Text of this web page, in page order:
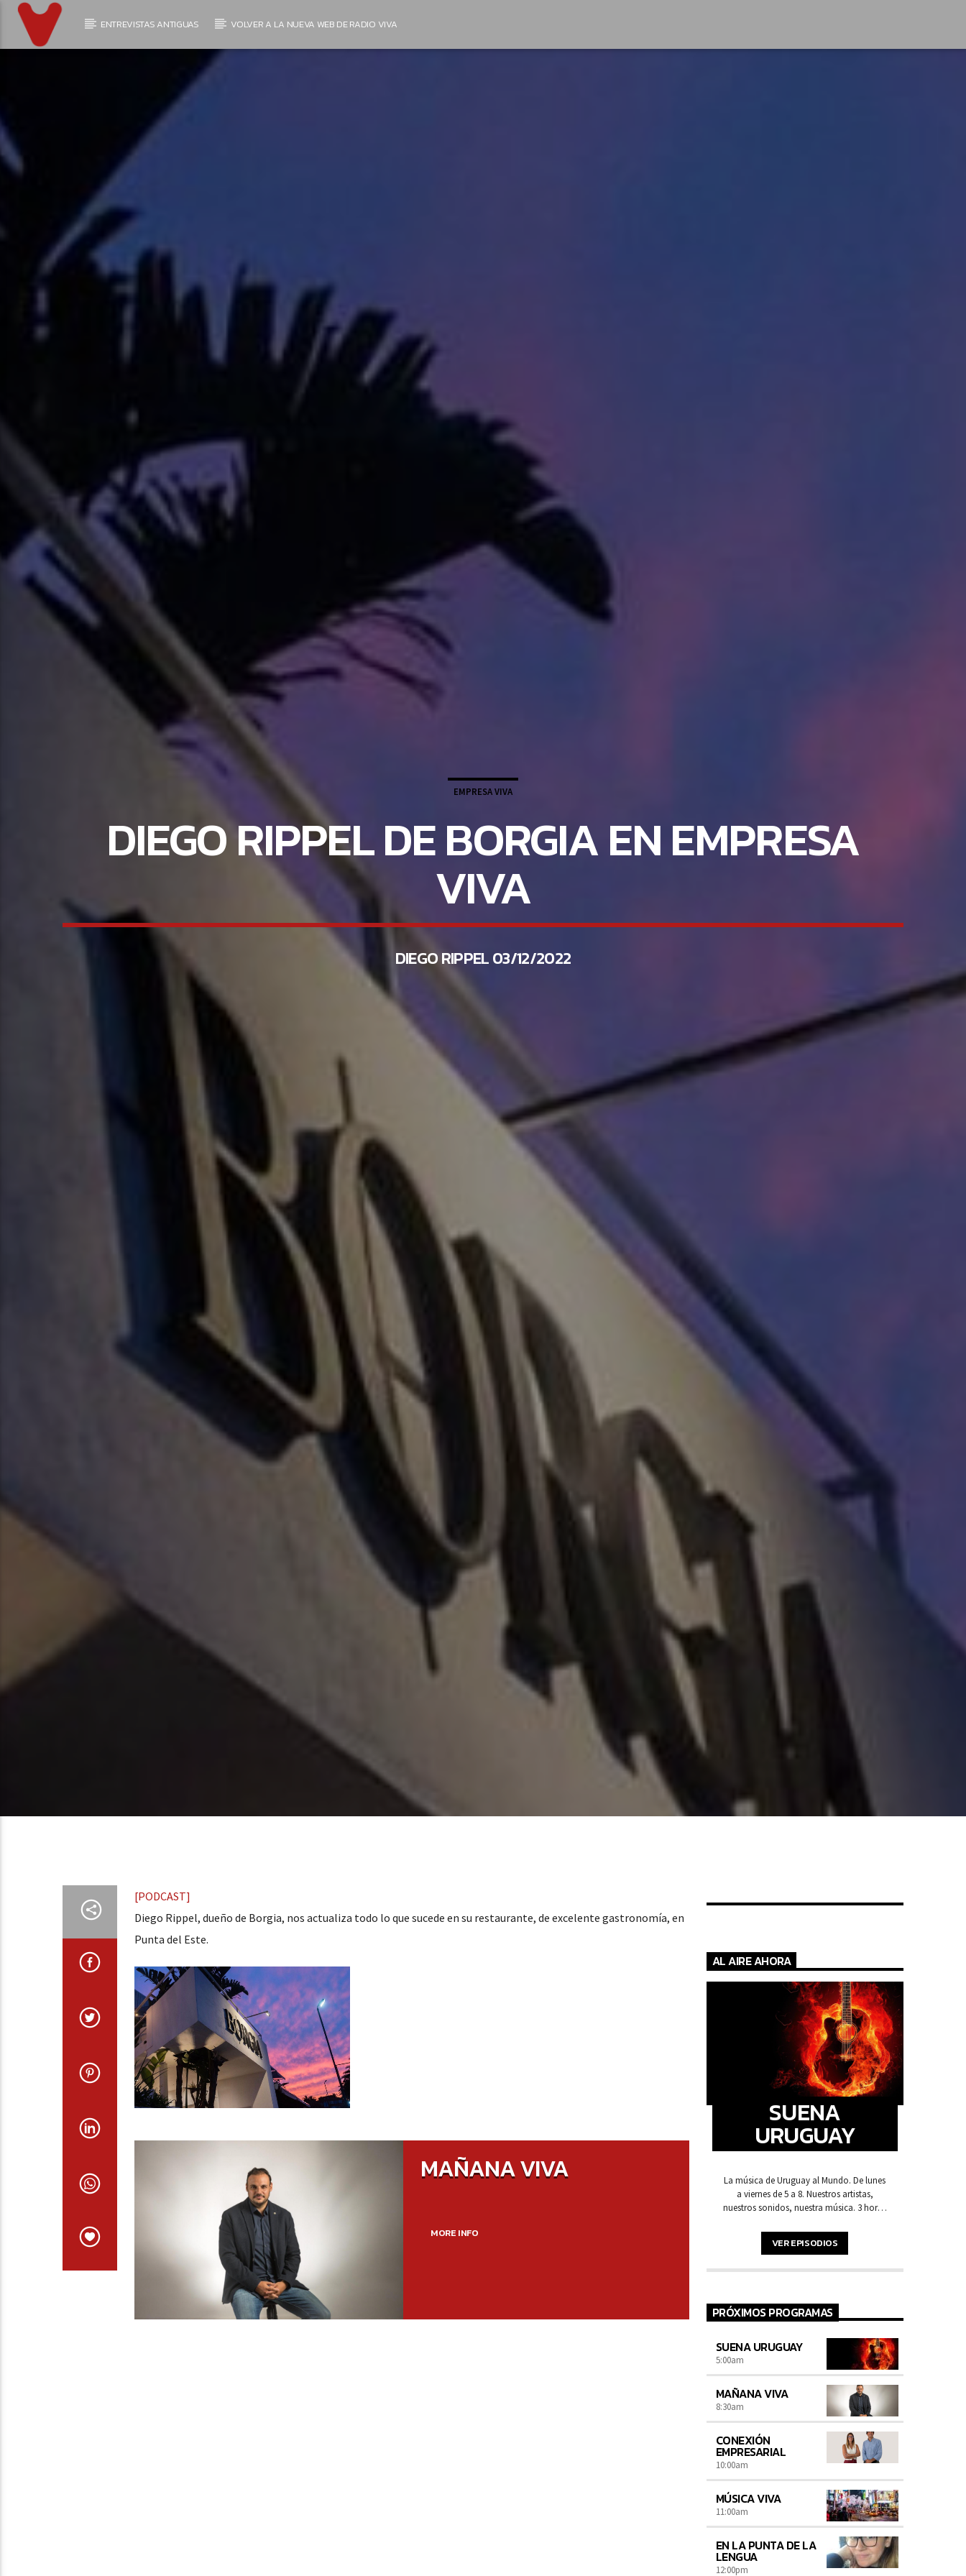
ENTREVISTAS ANTIGUAS VOLVER A LA NUEVA WEB DE RADIO VIVA
EMPRESA VIVA
DIEGO RIPPEL DE BORGIA EN EMPRESA
VIVA
DIEGO RIPPEL 03/12/2022
[PODCAST]
Diego Rippel, dueño de Borgia, nos actualiza todo lo que sucede en su restaurante, de excelente gastronomía, en
Punta del Este.
MAÑANA VIVA
MORE INFO
AL AIRE AHORA
SUENA
URUGUAY
La música de Uruguay al Mundo. De lunes
a viernes de 5 a 8. Nuestros artistas,
nuestros sonidos, nuestra música. 3 horas
arrancar la mañana.
VER EPISODIOS
PRÓXIMOS PROGRAMAS
SUENA URUGUAY
5:00am
MAÑANA VIVA
8:30am
CONEXIÓN
EMPRESARIAL
10:00am
MÚSICA VIVA
11:00am
EN LA PUNTA DE LA
LENGUA
12:00pm